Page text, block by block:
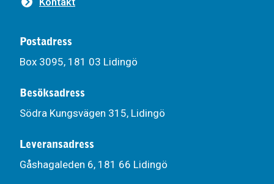
Postadress
Box 3095, 181 03 Lidingö
Besöksadress
Södra Kungsvägen 315, Lidingö
Leveransadress
Gåshagaleden 6, 181 66 Lidingö